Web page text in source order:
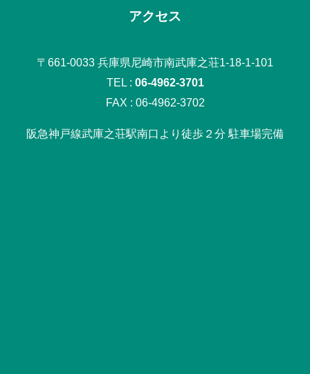
アクセス
〒661-0033 兵庫県尼崎市南武庫之荘1-18-1-101
TEL : 06-4962-3701
FAX : 06-4962-3702
阪急神戸線武庫之荘駅南口より徒歩２分 駐車場完備